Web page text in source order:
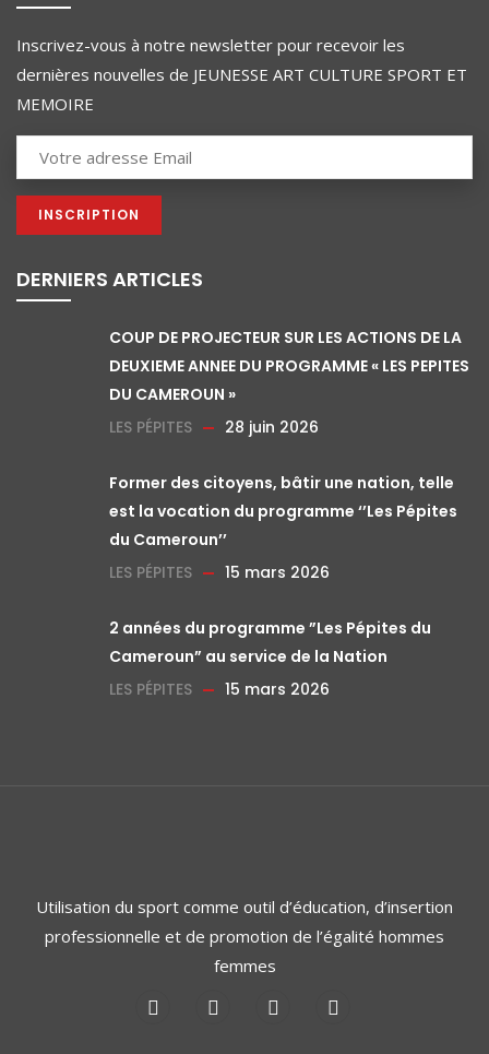
Inscrivez-vous à notre newsletter pour recevoir les
dernières nouvelles de JEUNESSE ART CULTURE SPORT ET
MEMOIRE
DERNIERS ARTICLES
COUP DE PROJECTEUR SUR LES ACTIONS DE LA
DEUXIEME ANNEE DU PROGRAMME « LES PEPITES
DU CAMEROUN »
LES PÉPITES
28 juin 2026
Former des citoyens, bâtir une nation, telle
est la vocation du programme ‘’Les Pépites
du Cameroun’’
LES PÉPITES
15 mars 2026
2 années du programme ”Les Pépites du
Cameroun” au service de la Nation
LES PÉPITES
15 mars 2026
Utilisation du sport comme outil d’éducation, d’insertion
professionnelle et de promotion de l’égalité hommes
femmes